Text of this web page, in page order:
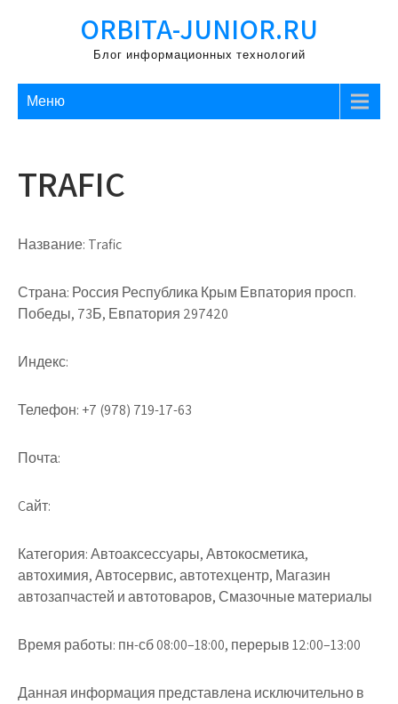
ORBITA-JUNIOR.RU
Блог информационных технологий
Меню
TRAFIC
Название: Trafic
Страна: Россия Республика Крым Евпатория просп.
Победы, 73Б, Евпатория 297420
Индекс:
Телефон: +7 (978) 719-17-63
Почта:
Cайт:
Категория:Автоаксессуары, Автокосметика,
автохимия, Автосервис, автотехцентр, Магазин
автозапчастей и автотоваров, Смазочные материалы
Время работы: пн-сб 08:00–18:00, перерыв 12:00–13:00
Данная информация представлена исключительно в